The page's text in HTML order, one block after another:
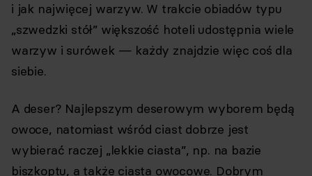
i jak najwięcej warzyw. W trakcie obiadów typu
„szwedzki stół” większość hoteli udostępnia wiele
warzyw i surówek — każdy znajdzie więc coś dla
siebie.
A deser? Najlepszym deserowym wyborem będą
owoce, natomiast wśród ciast dobrze jest
wybierać raczej „lekkie ciasta”, np. na bazie
biszkoptu, a także ciasta owocowe. Dobrym